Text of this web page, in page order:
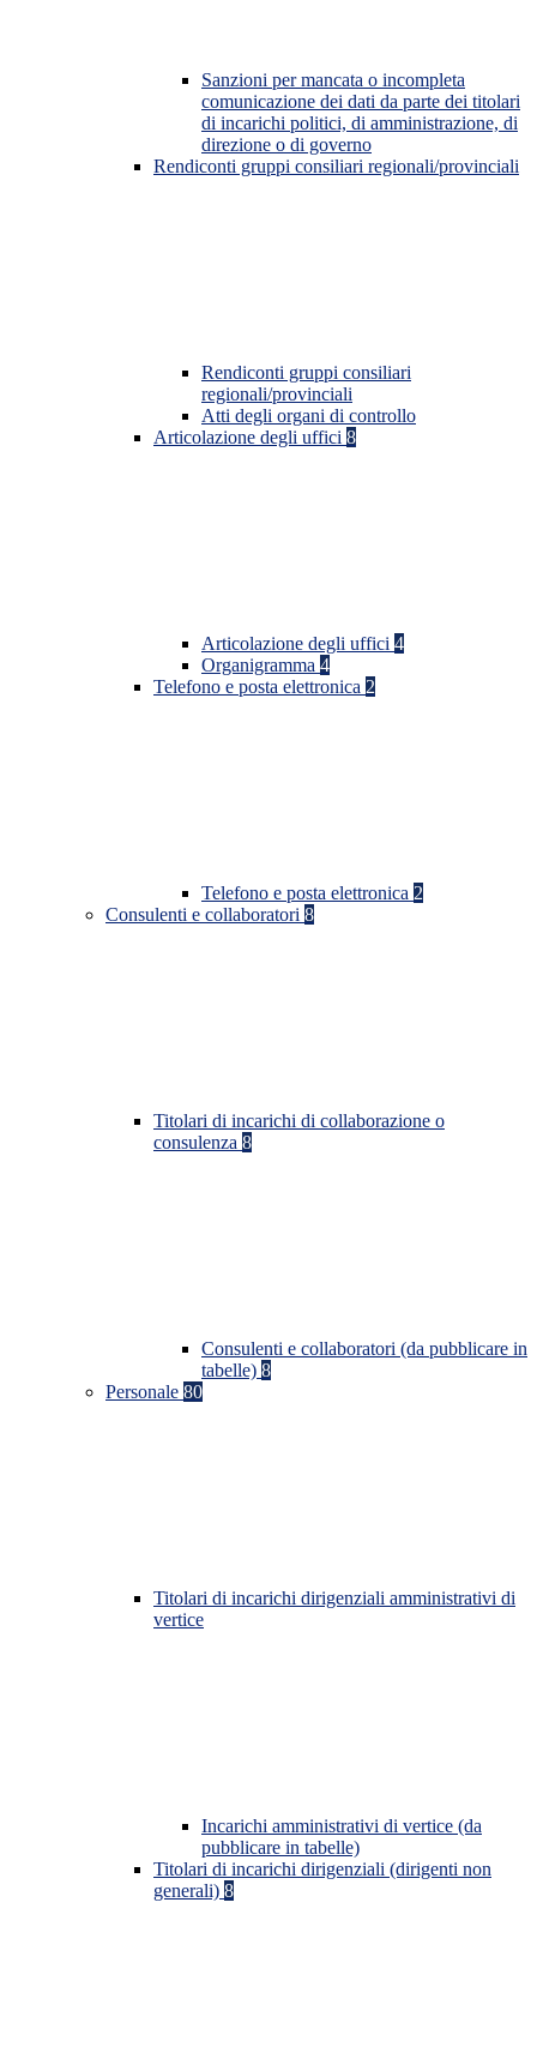
Sanzioni per mancata o incompleta
comunicazione dei dati da parte dei titolari
di incarichi politici, di amministrazione, di
direzione o di governo
Rendiconti gruppi consiliari regionali/provinciali
Rendiconti gruppi consiliari
regionali/provinciali
Atti degli organi di controllo
Articolazione degli uffici 8
Articolazione degli uffici 4
Organigramma 4
Telefono e posta elettronica 2
Telefono e posta elettronica 2
Consulenti e collaboratori 8
Titolari di incarichi di collaborazione o
consulenza 8
Consulenti e collaboratori (da pubblicare in
tabelle) 8
Personale 80
Titolari di incarichi dirigenziali amministrativi di
vertice
Incarichi amministrativi di vertice (da
pubblicare in tabelle)
Titolari di incarichi dirigenziali (dirigenti non
generali) 8